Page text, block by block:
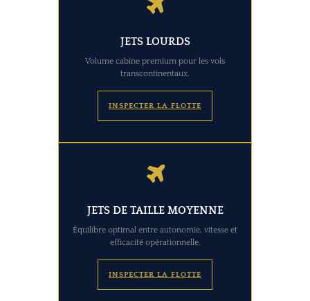
JETS LOURDS
Volume cabine premium pour les vols
transcontinentaux.
INSPECTER LA FLOTTE
JETS DE TAILLE MOYENNE
Équilibre optimal entre autonomie, vitesse et
efficacité opérationnelle.
INSPECTER LA FLOTTE